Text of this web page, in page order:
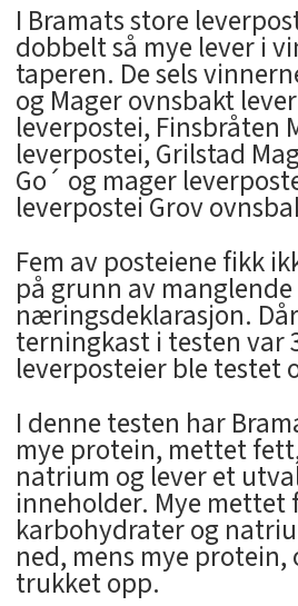
I Bramats store
dobbelt så mye lever i
taperen. De sels
og Mager ovnsbakt
leverpostei, Finsbråten
leverpostei, Grilstad
Go´ og mager
leverpostei Grov
Fem av posteiene fikk
på grunn av manglende
næringsdeklarasjon.
terningkast i testen var
leverposteier ble testet
I denne testen har
mye protein, mettet
natrium og lever et
inneholder. Mye mettet
karbohydrater og
ned, mens mye protein,
trukket opp.